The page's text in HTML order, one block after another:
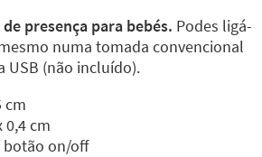
presença para bebés. Podes ligá-
numa tomada convencional
USB (não incluído).
cm
0,4 cm
botão on/off